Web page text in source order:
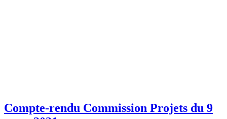
Compte-rendu Commission Projets du 9